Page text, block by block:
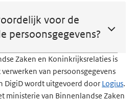
voor de
persoonsgegevens?
Zaken en Koninkrijksrelaties is
van persoonsgegevens
DigiD wordt uitgevoerd door Logius.
ministerie van Binnenlandse Zaken